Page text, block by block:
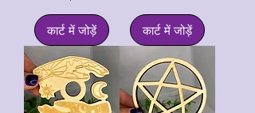
कार्ट में जोड़ें कार्ट में जोड़ें